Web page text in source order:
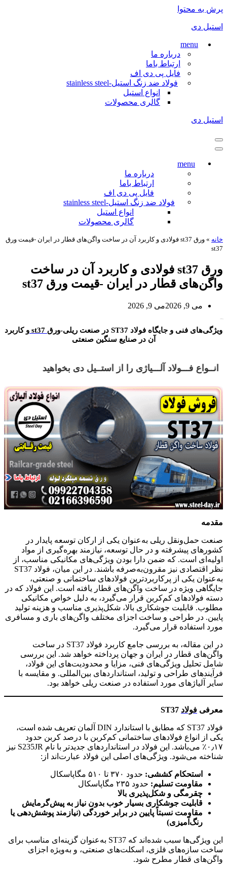
پرش به محتوا
استیل دی
menu
درباره ما
ارتباط باما
فایل پی دی اف
فولاد ضد زنگ استیل-stainless steel
انواع استیل
گالری محصولات
استیل دی
فهرست
ناوبری
فهرست
menu
درباره ما
ارتباط باما
فایل پی دی اف
فولاد ضد زنگ استیل-stainless steel
انواع استیل
گالری محصولات
خانه »
ورق st37 فولادی و کاربرد آن در ساخت واگن‌های قطار در ایران -قیمت ورق
st37
ورق st37 فولادی و کاربرد آن در ساخت
واگن‌های قطار در ایران -قیمت ورق st37
می 9, 2026 می 9, 2026
ویژگی‌های فنی و جایگاه فولاد ST37 در صنعت ریلی- ورق st37
و کاربرد
آن در صنایع سنگین صنعتی
انــواع فـــولاد آلـــیاژی را از استــیل دی بخواهید
مقدمه
صنعت حمل‌ونقل ریلی به‌عنوان یکی از ارکان توسعه پایدار در
کشورهای پیشرفته و در حال توسعه، نیازمند بهره‌گیری از مواد
اولیه‌ای است. که ضمن دارا بودن ویژگی‌های مکانیکی مناسب، از
نظر اقتصادی نیز مقرون‌به‌صرفه باشند. در این میان، فولاد ST37
به‌عنوان یکی از پرکاربردترین فولادهای ساختمانی و صنعتی،
جایگاهی ویژه در ساخت واگن‌های قطار یافته است. این فولاد که در
دسته فولادهای کم‌کربن قرار می‌گیرد، به دلیل خواص مکانیکی
مطلوب. قابلیت جوشکاری بالا، شکل‌پذیری مناسب و هزینه تولید
پایین. در طراحی و ساخت اجزای مختلف واگن‌های باری و مسافری
مورد استفاده قرار می‌گیرد.
در این مقاله، به بررسی جامع کاربرد فولاد ST37 در ساخت
واگن‌های قطار در ایران و جهان پرداخته خواهد شد. این بررسی
شامل تحلیل ویژگی‌های فنی، مزایا و محدودیت‌های این فولاد،
فرآیندهای طراحی و تولید، استانداردهای بین‌المللی. و مقایسه با
سایر آلیاژهای مورد استفاده در صنعت ریلی خواهد بود.
معرفی فولاد
فولاد ST37 که مطابق با استاندارد DIN آلمان تعریف شده است،
یکی از انواع فولادهای ساختمانی کم‌کربن با درصد کربن حدود
۰٫۱۷٪ می‌باشد. این فولاد در استانداردهای جدیدتر با نام S235JR نیز
شناخته می‌شود. ویژگی‌های اصلی این فولاد عبارت‌اند از:
استحکام کششی: حدود ۳۷۰ تا ۵۱۰ مگاپاسکال
مقاومت تسلیم: حدود ۲۳۵ مگاپاسکال
چقرمگی و شکل‌پذیری بالا
قابلیت جوشکاری بسیار خوب بدون نیاز به پیش‌گرمایش
مقاومت نسبتاً پایین در برابر خوردگی (نیازمند پوشش‌دهی یا
رنگ‌آمیزی)
این ویژگی‌ها سبب شده‌اند که ST37 به‌عنوان گزینه‌ای مناسب برای
ساخت سازه‌های فلزی، اسکلت‌های صنعتی، و به‌ویژه اجزای
واگن‌های قطار مطرح شود.